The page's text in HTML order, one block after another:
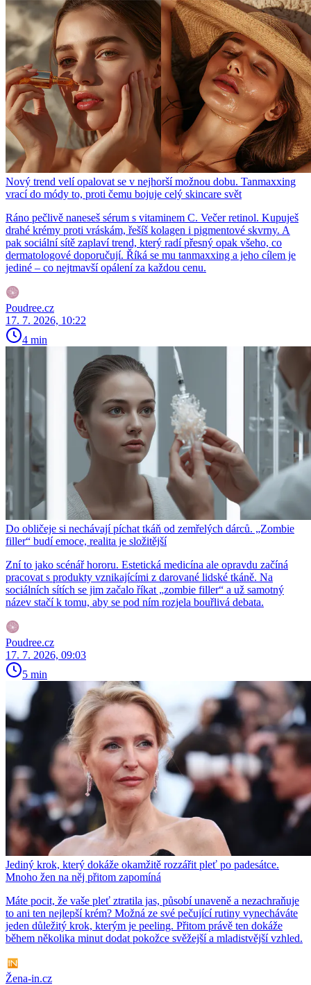
Nový trend velí opalovat se v nejhorší možnou dobu. Tanmaxxing
vrací do módy to, proti čemu bojuje celý skincare svět
Ráno pečlivě naneseš sérum s vitaminem C. Večer retinol. Kupuješ
drahé krémy proti vráskám, řešíš kolagen i pigmentové skvrny. A
pak sociální sítě zaplaví trend, který radí přesný opak všeho, co
dermatologové doporučují. Říká se mu tanmaxxing a jeho cílem je
jediné – co nejtmavší opálení za každou cenu.
Poudree.cz
17. 7. 2026, 10:22
4 min
Do obličeje si nechávají píchat tkáň od zemřelých dárců. „Zombie
filler“ budí emoce, realita je složitější
Zní to jako scénář hororu. Estetická medicína ale opravdu začíná
pracovat s produkty vznikajícími z darované lidské tkáně. Na
sociálních sítích se jim začalo říkat „zombie filler“ a už samotný
název stačí k tomu, aby se pod ním rozjela bouřlivá debata.
Poudree.cz
17. 7. 2026, 09:03
5 min
Jediný krok, který dokáže okamžitě rozzářit pleť po padesátce.
Mnoho žen na něj přitom zapomíná
Máte pocit, že vaše pleť ztratila jas, působí unaveně a nezachraňuje
to ani ten nejlepší krém? Možná ze své pečující rutiny vynecháváte
jeden důležitý krok, kterým je peeling. Přitom právě ten dokáže
během několika minut dodat pokožce svěžejší a mladistvější vzhled.
Žena-in.cz